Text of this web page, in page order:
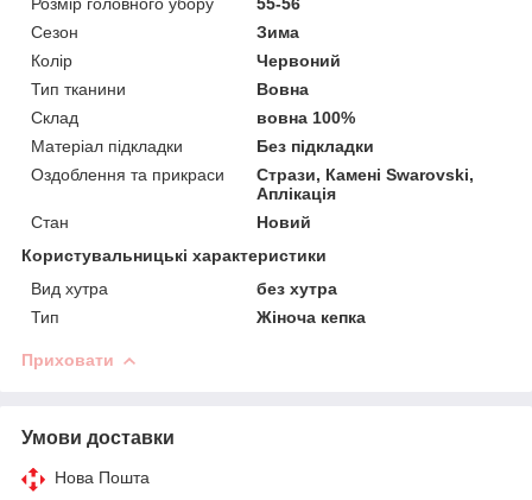
Сезон
Зима
Колір
Червоний
Тип тканини
Вовна
Склад
вовна 100%
Матеріал підкладки
Без підкладки
Оздоблення та прикраси
Стрази, Камені Swarovski,
Аплікація
Стан
Новий
Користувальницькі характеристики
Вид хутра
без хутра
Тип
Жіноча кепка
Приховати
Умови доставки
Нова Пошта